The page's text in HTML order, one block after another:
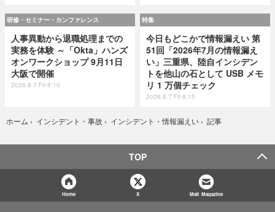
研修・セミナー・カンファレンス
人事異動から退職処理までの
実務を体験 ～「Okta」ハンズ
オンワークショップ 9月11日
大阪で開催
2026.8.7 Fri 8:10
特集
今日もどこかで情報漏えい 第
51回「2026年7月の情報漏え
い」三重県、陸自インシデン
トを他山の石として USB メモ
リ 1 万個チェック
2026.8.7 Fri 8:15
ホーム › インシデント・事故 › インシデント・情報漏えい › 記事
TOP
Home X Mail Magazine